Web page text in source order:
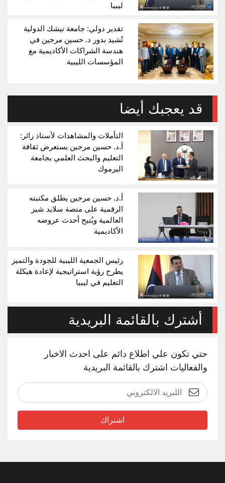
ليبيا
تقدير دولي: جامعة تيشك الدولية
تُشيد بدور د. حسين مرجين في
هندسة الشراكات الأكاديمية مع
المؤسسات الليبية
قد يعجبك أيضا
التأملات والمشاهدات لأستاذ زائر:
أ.د. حسين مرجين يستعرض ثقافة
التعليم والبحث العلمي بجامعة
اليرموك
أ.د. حسين مرجين يطلق مكتبته
الرقمية على منصة سلايد شير
العالمية ويُتيح أحدث عروضه
الأكاديمية
رئيس الجمعية الليبية للجودة والتميز
يطرح رؤية استراتيجية لإعادة هيكلة
التعليم في ليبيا
أشترك بالقائمة البريدية
حتي تكون علي اطلاع دائم على احدث الاخبار
والفعاليات اشترك بالقائمة البريدية
اشتراك